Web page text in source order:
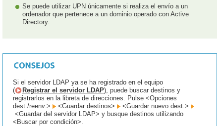
Se puede utilizar UPN únicamente si realiza el envío a un
ordenador que pertenece a un dominio operado con Active
Directory.
Si el servidor LDAP ya se ha registrado en el equipo
(
Registrar el servidor LDAP), puede buscar destinos y
registrarlos en la libreta de direcciones. Pulse <Opciones
dest./reenv.>
<Guardar destinos>
<Guardar nuevo dest.>
<Guardar del servidor LDAP> y busque destinos utilizando
<Buscar por condición>.